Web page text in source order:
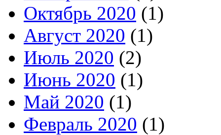
Октябрь 2020 (1)
Август 2020 (1)
Июль 2020 (2)
Июнь 2020 (1)
Май 2020 (1)
Февраль 2020 (1)